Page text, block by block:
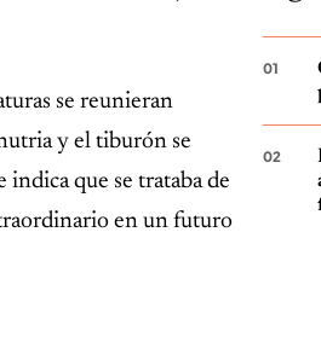
se reunieran
y el tiburón se
que se trataba de
en un futuro